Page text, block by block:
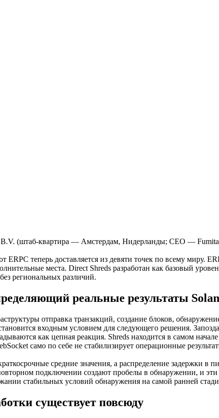
(штаб-квартира — Амстердам, Нидерланды; CEO —
ERPC теперь доставляется из девяти точек по всему миру.
места. Direct Shreds разработан как базовый
региональных различий.
реальные результаты
отправка транзакций, создание блоков,
входным условием для следующего решения.
как цепная реакция. Shreds находится в самом
само по себе не стабилизирует операционные
средние значения, а распределение задержки
подключении создают пробелы в обнаружении, и
стабильных условий обнаружения на самой ранней
существует повсюду